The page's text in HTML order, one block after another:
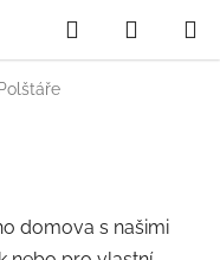
Hledat
KOŠÍK
Polštáře
domova s našimi